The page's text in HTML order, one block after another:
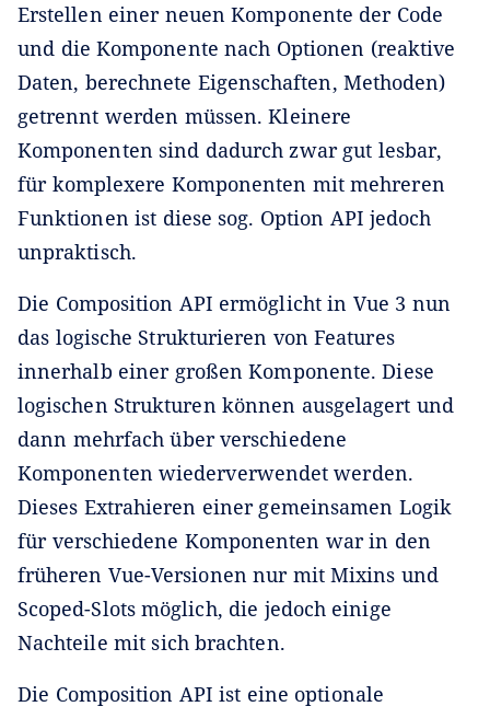
Erstellen einer neuen Komponente der Code
und die Komponente nach Optionen (reaktive
Daten, berechnete Eigenschaften, Methoden)
getrennt werden müssen. Kleinere
Komponenten sind dadurch zwar gut lesbar,
für komplexere Komponenten mit mehreren
Funktionen ist diese sog. Option API jedoch
unpraktisch.
Die Composition API ermöglicht in Vue 3 nun
das logische Strukturieren von Features
innerhalb einer großen Komponente. Diese
logischen Strukturen können ausgelagert und
dann mehrfach über verschiedene
Komponenten wiederverwendet werden.
Dieses Extrahieren einer gemeinsamen Logik
für verschiedene Komponenten war in den
früheren Vue-Versionen nur mit Mixins und
Scoped-Slots möglich, die jedoch einige
Nachteile mit sich brachten.
Die Composition API ist eine optionale